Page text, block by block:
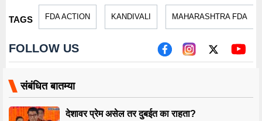
TAGS FDA ACTION KANDIVALI MAHARASHTRA FDA
FOLLOW US
संबंधित बातम्या
देशावर प्रेम असेल तर दुबईत का राहता?